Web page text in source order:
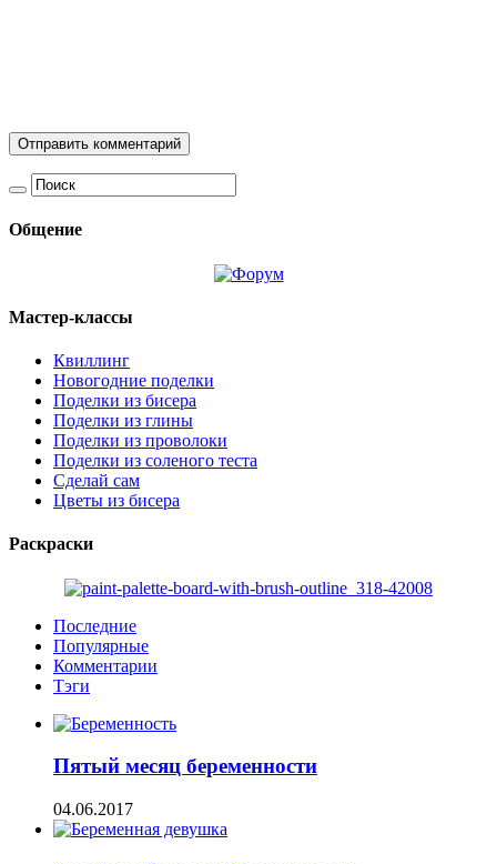
Общение
Мастер-классы
Квиллинг
Новогодние поделки
Поделки из бисера
Поделки из глины
Поделки из проволоки
Поделки из соленого теста
Сделай сам
Цветы из бисера
Раскраски
Последние
Популярные
Комментарии
Тэги
Пятый месяц беременности
04.06.2017